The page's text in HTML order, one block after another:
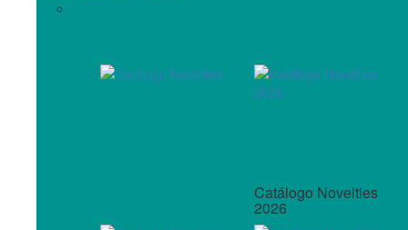
Catálogo Novelties
2026